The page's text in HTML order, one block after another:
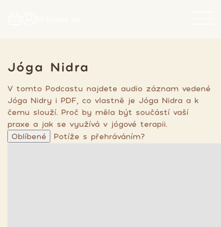
Jóga Nidra
V tomto Podcastu najdete audio záznam vedené
Jóga Nidry i PDF, co vlastně je Jóga Nidra a k
čemu slouží. Proč by měla být součástí vaší
praxe a jak se využívá v jógové terapii.
Oblíbené
Potíže s přehráváním?